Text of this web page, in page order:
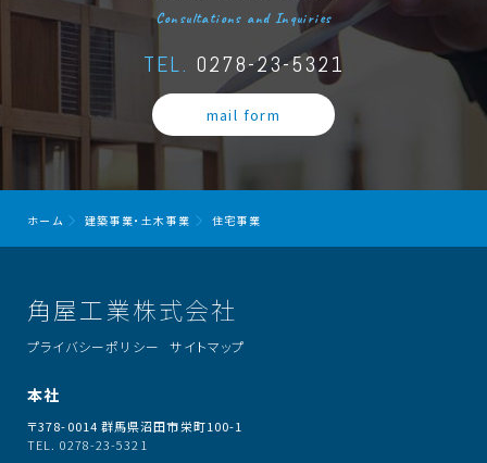
Consultations and Inquiries
TEL. 0278-23-5321
mail form
ホーム 建築事業・土木事業 住宅事業
角屋工業株式会社
本社
〒378-0014 群馬県沼田市栄町100-1
TEL. 0278-23-5321
プライバシーポリシー サイトマップ